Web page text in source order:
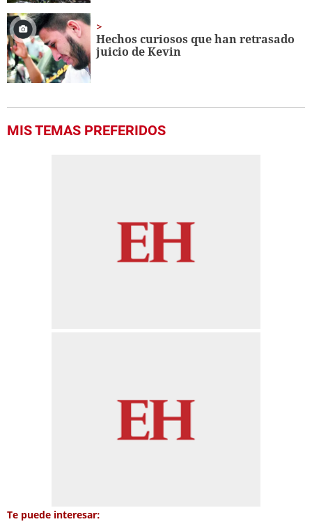
Hechos curiosos que han retrasado
juicio de Kevin
MIS TEMAS PREFERIDOS
Te puede interesar: